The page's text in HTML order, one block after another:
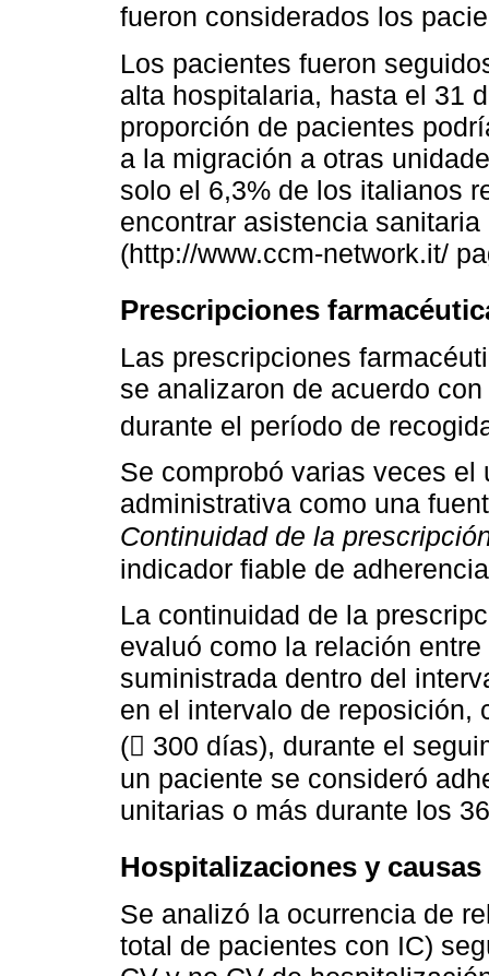
fueron considerados los
Los pacientes fueron
alta hospitalaria, hasta el 31
proporción de pacientes
a la migración a otras
solo el 6,3% de los italianos
encontrar asistencia
(http://www.ccm-network.it/
Prescripciones
Las prescripciones
se analizaron de acuerdo
durante el período de
Se comprobó varias veces el
administrativa como una
Continuidad de la
indicador fiable de
La continuidad de la
evaluó como la relación
suministrada dentro del
en el intervalo de reposición,
( 300 días), durante el
un paciente se consideró
unitarias o más durante los
Hospitalizaciones y
Se analizó la ocurrencia de
total de pacientes con IC)